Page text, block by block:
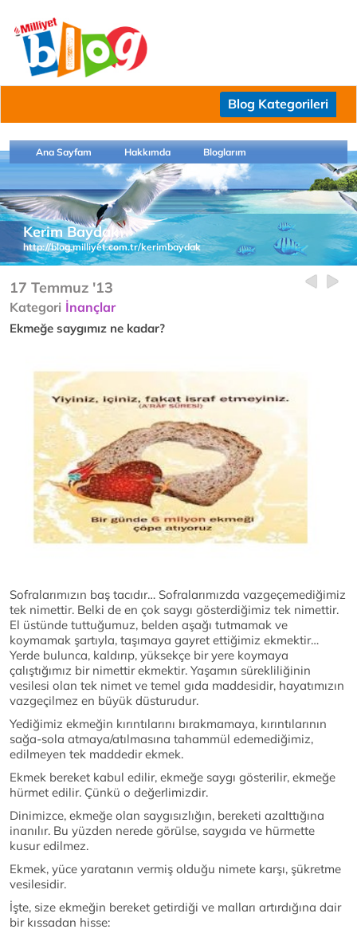
Blog Kategorileri
Ana Sayfam Hakkımda Bloglarım
Kerim Baydak
http://blog.milliyet.com.tr/kerimbaydak
17 Temmuz '13
Kategori İnançlar
Ekmeğe saygımız ne kadar?
Sofralarımızın baş tacıdır… Sofralarımızda vazgeçemediğimiz
tek nimettir. Belki de en çok saygı gösterdiğimiz tek nimettir.
El üstünde tuttuğumuz, belden aşağı tutmamak ve
koymamak şartıyla, taşımaya gayret ettiğimiz ekmektir…
Yerde bulunca, kaldırıp, yüksekçe bir yere koymaya
çalıştığımız bir nimettir ekmektir. Yaşamın sürekliliğinin
vesilesi olan tek nimet ve temel gıda maddesidir, hayatımızın
vazgeçilmez en büyük düsturudur.
Yediğimiz ekmeğin kırıntılarını bırakmamaya, kırıntılarının
sağa-sola atmaya/atılmasına tahammül edemediğimiz,
edilmeyen tek maddedir ekmek.
Ekmek bereket kabul edilir, ekmeğe saygı gösterilir, ekmeğe
hürmet edilir. Çünkü o değerlimizdir.
Dinimizce, ekmeğe olan saygısızlığın, bereketi azalttığına
inanılır. Bu yüzden nerede görülse, saygıda ve hürmette
kusur edilmez.
Ekmek, yüce yaratanın vermiş olduğu nimete karşı, şükretme
vesilesidir.
İşte, size ekmeğin bereket getirdiği ve malları artırdığına dair
bir kıssadan hisse: